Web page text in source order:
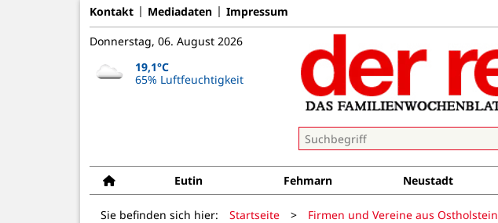
Kontakt Mediadaten Impressum
Donnerstag, 06. August 2026
19,1°C
65% Luftfeuchtigkeit
Eutin Fehmarn Neustadt
Sie befinden sich hier: Startseite > Firmen und Vereine aus Ostholstein